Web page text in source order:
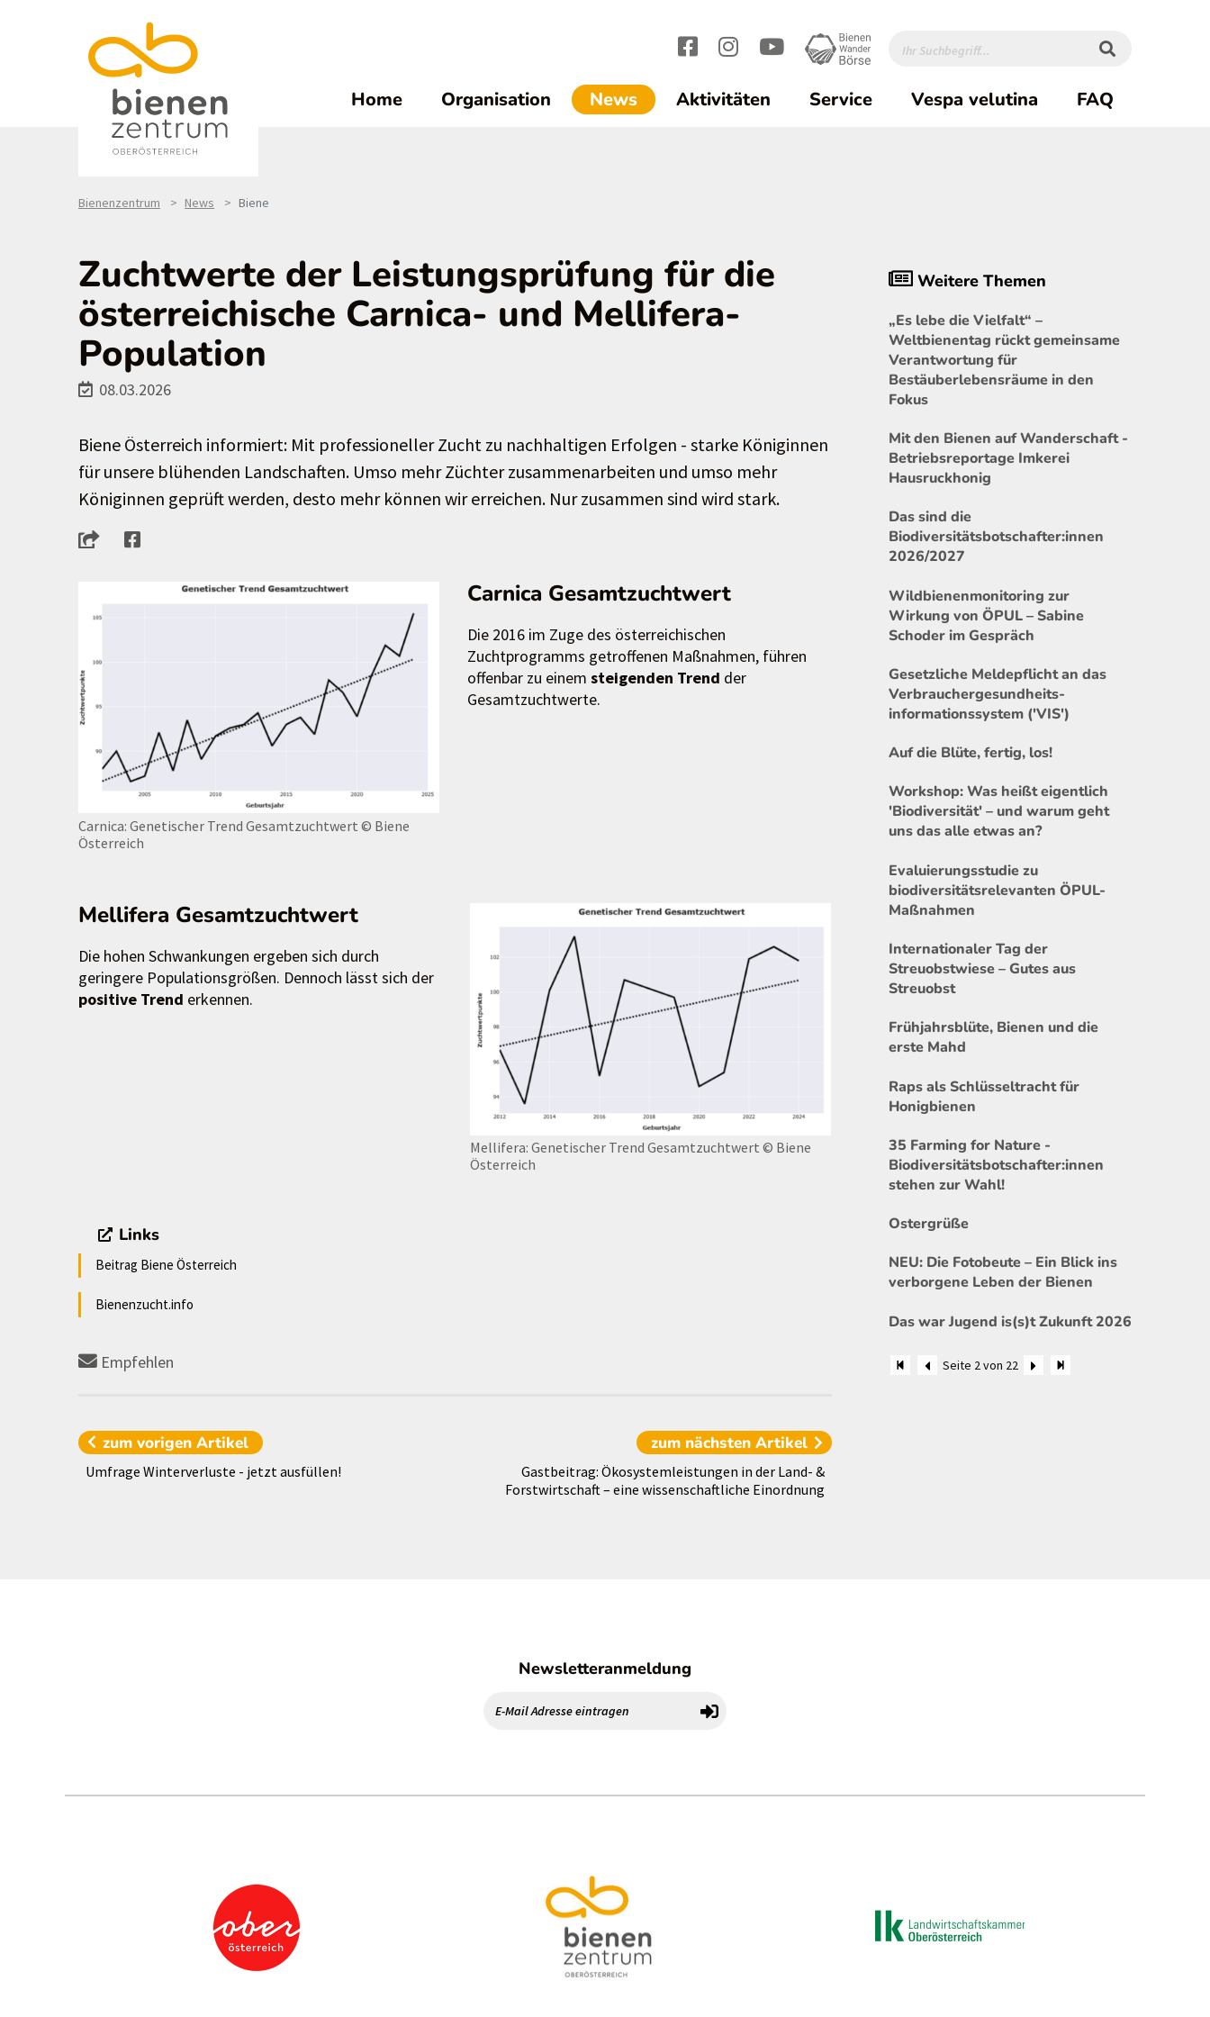
Home Organisation News(current)1
Aktivitäten Service Vespa velutina FAQ
Bienenzentrum News Biene
Zuchtwerte der Leistungsprüfung für die
österreichische Carnica- und Mellifera-
Population
08.03.2026
Biene Österreich informiert: Mit professioneller Zucht zu nachhaltigen Erfolgen - starke Königinnen
für unsere blühenden Landschaften. Umso mehr Züchter zusammenarbeiten und umso mehr
Königinnen geprüft werden, desto mehr können wir erreichen. Nur zusammen sind wird stark.
Carnica: Genetischer Trend Gesamtzuchtwert © Biene
Österreich
Carnica Gesamtzuchtwert
Die 2016 im Zuge des österreichischen
Zuchtprogramms getroffenen Maßnahmen, führen
offenbar zu einem steigenden Trend der
Gesamtzuchtwerte.
Mellifera: Genetischer Trend Gesamtzuchtwert © Biene
Österreich
Mellifera Gesamtzuchtwert
Die hohen Schwankungen ergeben sich durch
geringere Populationsgrößen. Dennoch lässt sich der
positive Trend erkennen.
Links
Beitrag Biene Österreich
Bienenzucht.info
Empfehlen
zum vorigenArtikel
Umfrage Winterverluste - jetzt ausfüllen!
zum nächsten Artikel
Gastbeitrag: Ökosystemleistungen in der Land- &
Forstwirtschaft – eine wissenschaftliche Einordnung
Weitere Themen
„Es lebe die Vielfalt“ –
Weltbienentag rückt gemeinsame
Verantwortung für
Bestäuberlebensräume in den
Fokus
Mit den Bienen auf Wanderschaft -
Betriebsreportage Imkerei
Hausruckhonig
Das sind die
Biodiversitätsbotschafter:innen
2026/2027
Wildbienenmonitoring zur
Wirkung von ÖPUL – Sabine
Schoder im Gespräch
Gesetzliche Meldepflicht an das
Verbrauchergesundheits-
informationssystem ('VIS')
Auf die Blüte, fertig, los!
Workshop: Was heißt eigentlich
'Biodiversität' – und warum geht
uns das alle etwas an?
Evaluierungsstudie zu
biodiversitätsrelevanten ÖPUL-
Maßnahmen
Internationaler Tag der
Streuobstwiese – Gutes aus
Streuobst
Frühjahrsblüte, Bienen und die
erste Mahd
Raps als Schlüsseltracht für
Honigbienen
35 Farming for Nature -
Biodiversitätsbotschafter:innen
stehen zur Wahl!
Ostergrüße
NEU: Die Fotobeute – Ein Blick ins
verborgene Leben der Bienen
Das war Jugend is(s)t Zukunft 2026
Seite 2 von 22
Newsletteranmeldung